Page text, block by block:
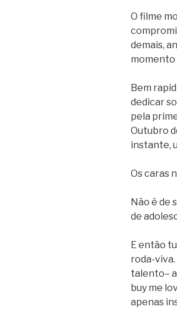
O filme
demais,
momento
Bem
dedicar
pela
Outubro
instante,
Os caras
Não é de
de
E então
roda-
talento– a
buy me
apenas